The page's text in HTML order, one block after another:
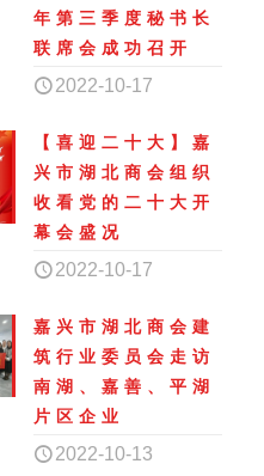
年第三季度秘书长
联席会成功召开
2022-10-17
【喜迎二十大】嘉
兴市湖北商会组织
收看党的二十大开
幕会盛况
2022-10-17
嘉兴市湖北商会建
筑行业委员会走访
南湖、嘉善、平湖
片区企业
2022-10-13